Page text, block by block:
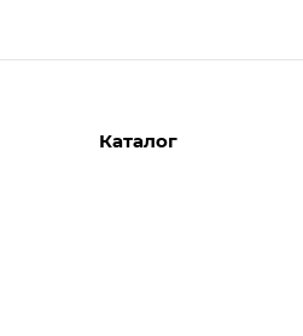
Каталог